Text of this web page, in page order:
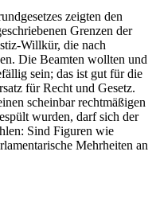
zeigten den
Grenzen der
Willkür, die nach
Die Beamten wollten und
sein; das ist gut für die
für Recht und Gesetz.
scheinbar rechtmäßigen
wurden, darf sich der
Sind Figuren wie
Mehrheiten an